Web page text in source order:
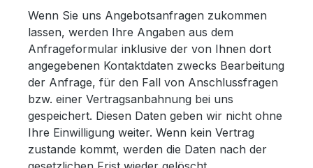
Wenn Sie uns Angebotsanfragen zukommen
lassen, werden Ihre Angaben aus dem
Anfrageformular inklusive der von Ihnen dort
angegebenen Kontaktdaten zwecks Bearbeitung
der Anfrage, für den Fall von Anschlussfragen
bzw. einer Vertragsanbahnung bei uns
gespeichert. Diesen Daten geben wir nicht ohne
Ihre Einwilligung weiter. Wenn kein Vertrag
zustande kommt, werden die Daten nach der